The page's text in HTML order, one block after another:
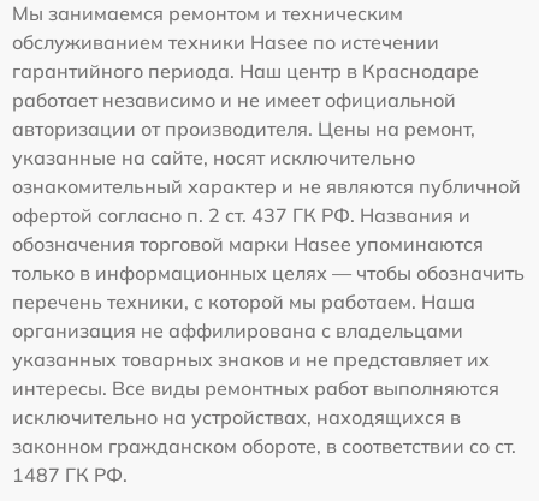
Мы занимаемся ремонтом и техническим
обслуживанием техники Hasee по истечении
гарантийного периода. Наш центр в Краснодаре
работает независимо и не имеет официальной
авторизации от производителя. Цены на ремонт,
указанные на сайте, носят исключительно
ознакомительный характер и не являются публичной
офертой согласно п. 2 ст. 437 ГК РФ. Названия и
обозначения торговой марки Hasee упоминаются
только в информационных целях — чтобы обозначить
перечень техники, с которой мы работаем. Наша
организация не аффилирована с владельцами
указанных товарных знаков и не представляет их
интересы. Все виды ремонтных работ выполняются
исключительно на устройствах, находящихся в
законном гражданском обороте, в соответствии со ст.
1487 ГК РФ.